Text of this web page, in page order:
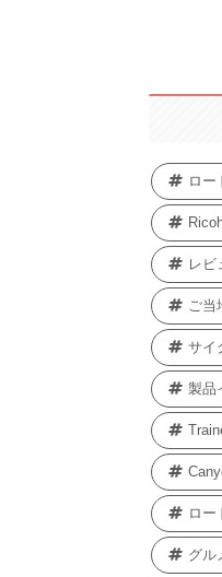
ロー
レビ
ご当
サイ
製品
ロー
グル